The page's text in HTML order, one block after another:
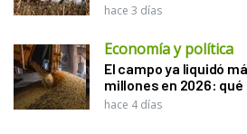
hace 3 días
Economía y política
El campo ya liquidó
millones en 2026: qué
hace 4 días